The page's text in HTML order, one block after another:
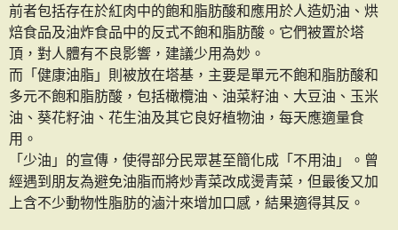
前者包括存在於紅肉中的飽和脂肪酸和應用於人造奶油、烘
焙食品及油炸食品中的反式不飽和脂肪酸。它們被置於塔
頂，對人體有不良影響，建議少用為妙。
而「健康油脂」則被放在塔基，主要是單元不飽和脂肪酸和
多元不飽和脂肪酸，包括橄欖油、油菜籽油、大豆油、玉米
油、葵花籽油、花生油及其它良好植物油，每天應適量食
用。
「少油」的宣傳，使得部分民眾甚至簡化成「不用油」。曾
經遇到朋友為避免油脂而將炒青菜改成燙青菜，但最後又加
上含不少動物性脂肪的滷汁來增加口感，結果適得其反。